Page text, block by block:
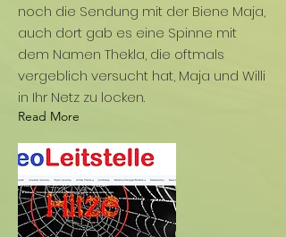
noch die Sendung mit der Biene Maja,
auch dort gab es eine Spinne mit
dem Namen Thekla, die oftmals
vergeblich versucht hat, Maja und Willi
in Ihr Netz zu locken.
Read More